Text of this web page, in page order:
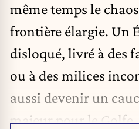
même temps le
frontière élargie. Un
disloqué, livré à des
ou à des milices
aussi devenir un
majeur pour le Golfe.